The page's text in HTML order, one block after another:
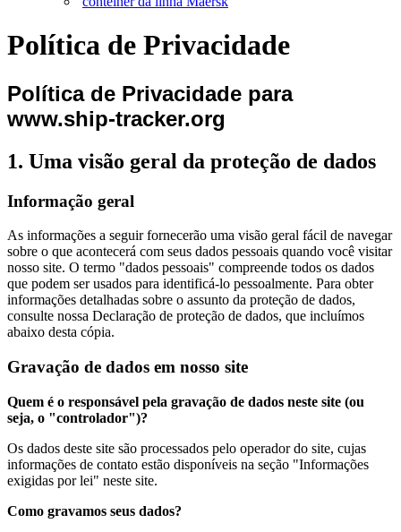
Política de Privacidade
Política de Privacidade para
www.ship-tracker.org
1. Uma visão geral da proteção de dados
Informação geral
As informações a seguir fornecerão uma visão geral fácil de navegar
sobre o que acontecerá com seus dados pessoais quando você visitar
nosso site. O termo "dados pessoais" compreende todos os dados
que podem ser usados para identificá-lo pessoalmente. Para obter
informações detalhadas sobre o assunto da proteção de dados,
consulte nossa Declaração de proteção de dados, que incluímos
abaixo desta cópia.
Gravação de dados em nosso site
Quem é o responsável pela gravação de dados neste site (ou
seja, o "controlador")?
Os dados deste site são processados pelo operador do site, cujas
informações de contato estão disponíveis na seção "Informações
exigidas por lei" neste site.
Como gravamos seus dados?